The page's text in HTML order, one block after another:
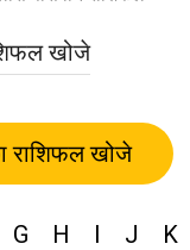
खोजे
राशिफल खोजे
G H I J K